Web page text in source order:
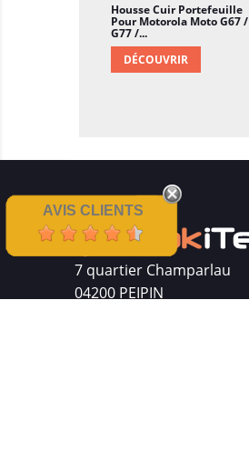
Housse Cuir Portefeuille
Pour Motorola Moto G67 /
G77 /...
DÉCOUVRIR
7 quartier Champarlau
04200 PEIPIN
AVIS CLIENTS